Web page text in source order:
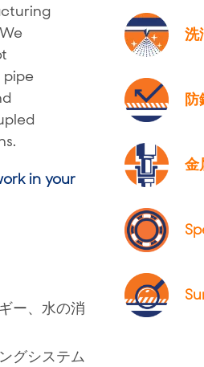
in your
ー、水の消
グシステム
洗
防
金